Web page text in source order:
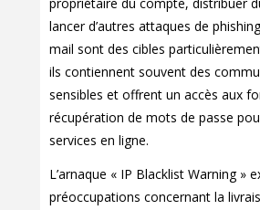
propriétaire du compte, distribuer
lancer d’autres attaques de
mail sont des cibles
ils contiennent souvent des
sensibles et offrent un accès aux
récupération de mots de passe
services en ligne.
L’arnaque « IP Blacklist Warning »
préoccupations concernant la